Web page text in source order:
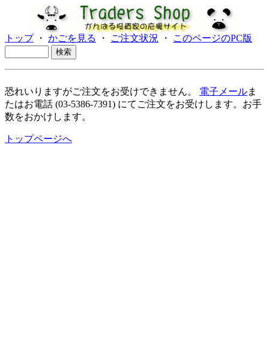
トップ・ かごを見る ・ ご注文状況 ・ このページのPC版
恐れいりますがご注文をお受けできません。 電子メールま
たはお電話 (03-5386-7391) にてご注文をお受けします。お手
数をおかけします。
トップページへ